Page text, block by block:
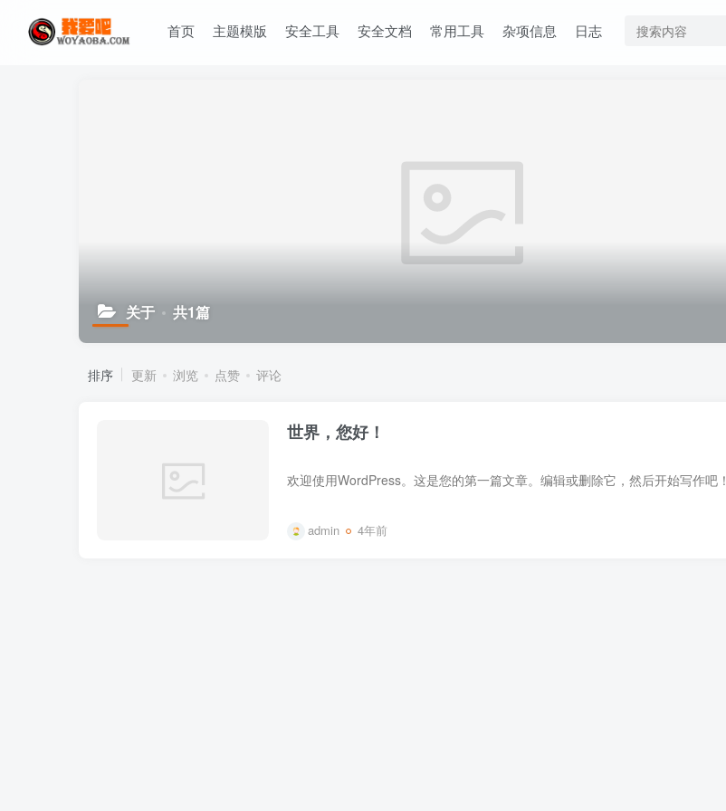
首页 主题模版 安全工具 安全文档 常用工具 杂项信息 日志
关于 共1篇
排序 更新 浏览 点赞 评论
世界，您好！
欢迎使用WordPress。这是您的第一篇文章。编辑或删除它，然后开始写作吧！
admin 4年前